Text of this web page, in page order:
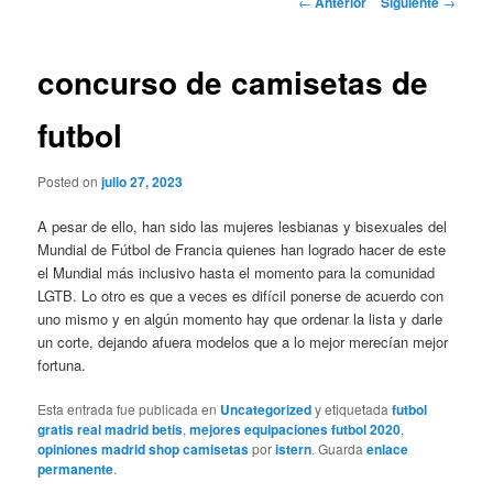
concurso de camisetas de
futbol
Posted onjulio 27, 2023
A pesar de ello, han sido las mujeres lesbianas y bisexuales del
Mundial de Fútbol de Francia quienes han logrado hacer de este
el Mundial más inclusivo hasta el momento para la comunidad
LGTB. Lo otro es que a veces es difícil ponerse de acuerdo con
uno mismo y en algún momento hay que ordenar la lista y darle
un corte, dejando afuera modelos que a lo mejor merecían mejor
fortuna.
Esta entrada fue publicada en Uncategorizedy etiquetadafutbol
gratis real madrid betis,mejores equipaciones futbol 2020,
opiniones madrid shop camisetasporistern. Guardaenlace
permanente.